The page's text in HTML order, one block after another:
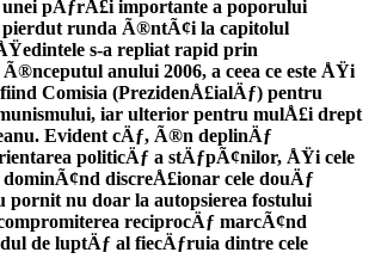
pÄƒrÅ£i importante a poporului
runda Ã®ntÃ¢i la capitolul
s-a repliat rapid prin
anului 2006, a ceea ce este ÅŸi
Comisia (PrezidenÅ£ialÄƒ) pentru
iar ulterior pentru mulÅ£i drept
Evident cÄƒ, Ã®n deplinÄƒ
politicÄƒ a stÄƒpÃ¢nilor, ÅŸi cele
discreÅ£ionar cele douÄƒ
pornit nu doar la autopsierea fostului
reciprocÄƒ marcÃ¢nd
de luptÄƒ al fiecÄƒruia dintre cele